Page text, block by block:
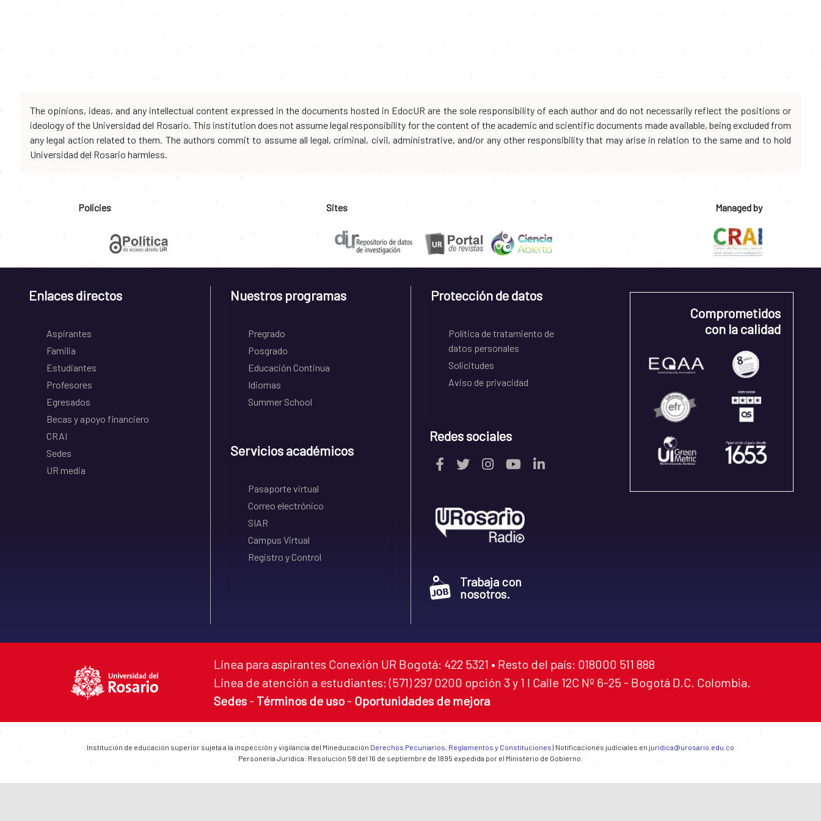
The opinions, ideas, and any intellectual content expressed in the documents hosted in EdocUR are the sole responsibility of each author and do not necessarily reflect the positions or
ideology of the Universidad del Rosario. This institution does not assume legal responsibility for the content of the academic and scientific documents made available, being excluded from
any legal action related to them. The authors commit to assume all legal, criminal, civil, administrative, and/or any other responsibility that may arise in relation to the same and to hold
Universidad del Rosario harmless.
Policies Sites Managed by
Enlaces directos
Aspirantes
Familia
Estudiantes
Profesores
Egresados
Becas y apoyo financiero
CRAI
Sedes
UR media
Nuestros programas
Pregrado
Posgrado
Educación Continua
Idiomas
Summer School
Servicios académicos
Pasaporte virtual
Correo electrónico
SIAR
Campus Virtual
Registro y Control
Protección de datos
Política de tratamiento de
datos personales
Solicitudes
Aviso de privacidad
Redes sociales
Trabaja con
nosotros.
Comprometidos
con la calidad
Línea para aspirantes Conexión UR Bogotá: 422 5321 • Resto del país: 018000 511 888
Línea de atención a estudiantes: (571) 297 0200 opción 3 y 1 I Calle 12C Nº 6-25 - Bogotá D.C. Colombia.
Sedes - Términos de uso - Oportunidades de mejora
Institución de educación superior sujeta a la inspección y vigilancia del Mineducación Derechos Pecuniarios, Reglamentos y Constituciones | Notificaciones judiciales en juridica@urosario.edu.co
Personería Jurídica: Resolución 58 del 16 de septiembre de 1895 expedida por el Ministerio de Gobierno.